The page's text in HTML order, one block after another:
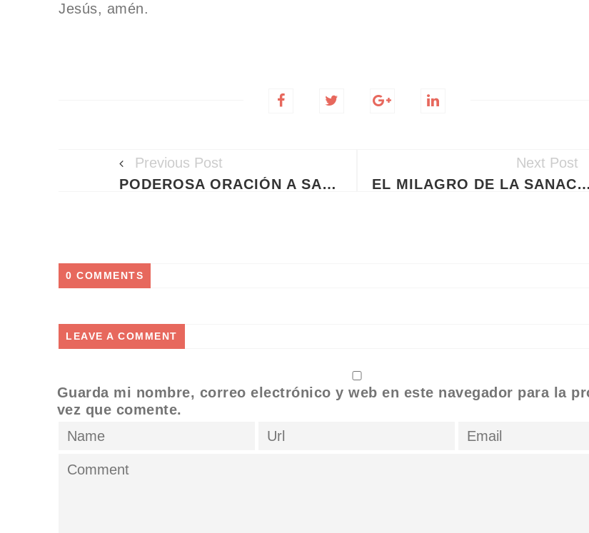
Jesús, amén.
Previous Post
PODEROSA ORACIÓN A SAN HOMOBONO PARA ATRAER CLIENTES Y MULTIPLICAR TUS VENTAS
Next Post
EL MILAGRO DE LA SANACIÓN: ORACIÓN PODEROSA PARA UNA CIRUGÍA EXITOSA Y LA CALMA DE TU FAMILIA
0 COMMENTS
LEAVE A COMMENT
Guarda mi nombre, correo electrónico y web en este navegador para la
vez que comente.